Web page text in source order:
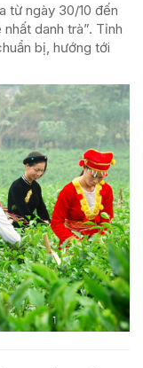
từ ngày 30/10 đến
danh trà”. Tỉnh
bị, hướng tới